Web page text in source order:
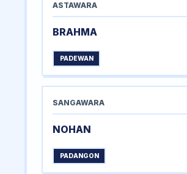
ASTAWARA
BRAHMA
PADEWAN
SANGAWARA
NOHAN
PADANGON